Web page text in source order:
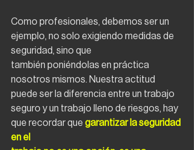
Como profesionales, debemos ser un
ejemplo, no solo exigiendo medidas de
seguridad, sino que
también poniéndolas en práctica
nosotros mismos. Nuestra actitud
puede ser la diferencia entre un trabajo
seguro y un trabajo lleno de riesgos, hay
que recordar que garantizar la seguridad
en el